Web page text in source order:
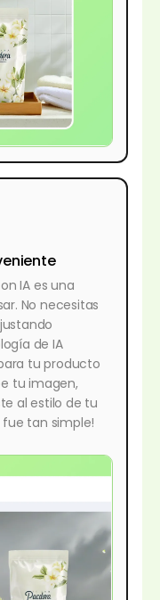
IA es una
No necesitas
de IA
tu producto
tu imagen,
al estilo de tu
fue tan simple!